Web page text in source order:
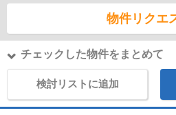
物件リクエ
チェックした物件をまとめて
検討リストに追加